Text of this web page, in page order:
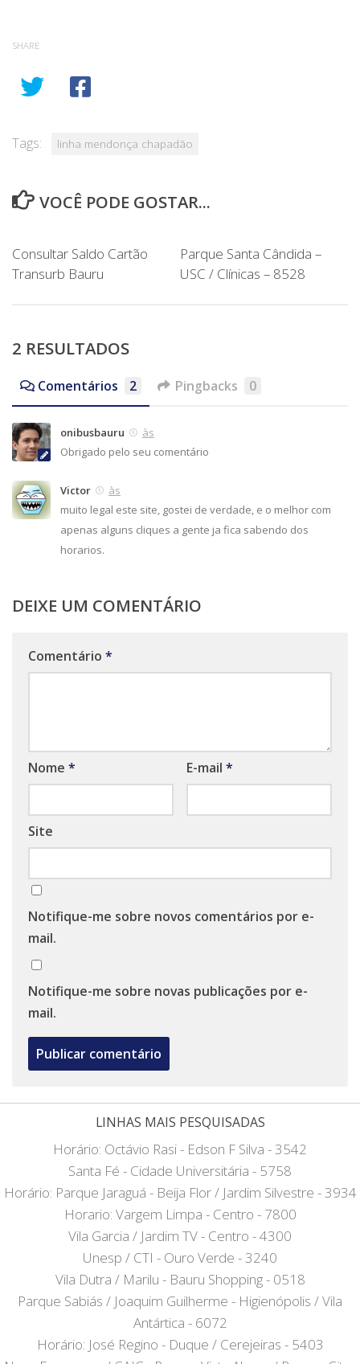
SHARE
Tags: linha mendonça chapadão
VOCÊ PODE GOSTAR...
Consultar Saldo Cartão
Transurb Bauru
Parque Santa Cândida –
USC / Clínicas – 8528
2 RESULTADOS
Comentários 2 Pingbacks 0
onibusbauru
às
Obrigado pelo seu comentário
Victor
às
muito legal este site, gostei de verdade, e o melhor com
apenas alguns cliques a gente ja fica sabendo dos
horarios.
DEIXE UM COMENTÁRIO
Comentário *
Nome * E-mail *
Site
Notifique-me sobre novos comentários por e-
mail.
Notifique-me sobre novas publicações por e-
mail.
LINHAS MAIS PESQUISADAS
Horário: Octávio Rasi - Edson F Silva - 3542
Santa Fé - Cidade Universitária - 5758
Horário: Parque Jaraguá - Beija Flor / Jardim Silvestre - 3934
Horario: Vargem Limpa - Centro - 7800
Vila Garcia / Jardim TV - Centro - 4300
Unesp / CTI - Ouro Verde - 3240
Vila Dutra / Marilu - Bauru Shopping - 0518
Parque Sabiás / Joaquim Guilherme - Higienópolis / Vila
Antártica - 6072
Horário: José Regino - Duque / Cerejeiras - 5403